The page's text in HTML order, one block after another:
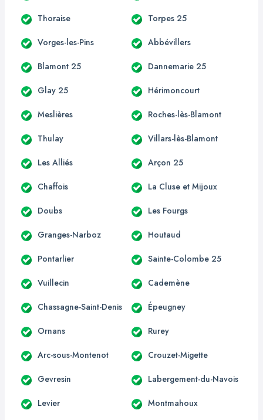
Thoraise Torpes 25
Vorges-les-Pins Abbévillers
Blamont 25 Dannemarie 25
Glay 25 Hérimoncourt
Meslières Roches-lès-Blamont
Thulay Villars-lès-Blamont
Les Alliés Arçon 25
Chaffois La Cluse et Mijoux
Doubs Les Fourgs
Granges-Narboz Houtaud
Pontarlier Sainte-Colombe 25
Vuillecin Cademène
Chassagne-Saint-Denis Épeugney
Ornans Rurey
Arc-sous-Montenot Crouzet-Migette
Gevresin Labergement-du-Navois
Levier Montmahoux